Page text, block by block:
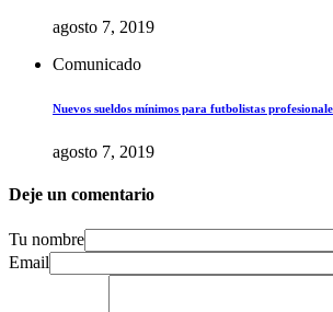
agosto 7, 2019
Comunicado
Nuevos sueldos mínimos para futbolistas
agosto 7, 2019
Deje un comentario
Tu nombre
Email